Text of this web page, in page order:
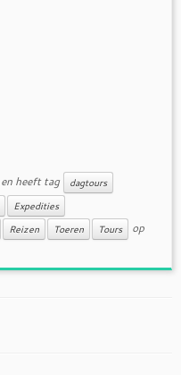
en heeft tag
dagtours
Expedities
Reizen Toeren Tours
op